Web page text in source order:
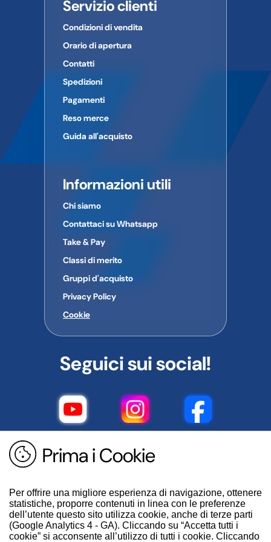
Prima i Cookie
Per offrire una migliore esperienza di navigazione, ottenere
statistiche, proporre contenuti in linea con le preferenze
dell’utente questo sito utilizza cookie, anche di terze parti
(Google Analytics 4 - GA). Cliccando su “Accetta tutti i
cookie” si acconsente all’utilizzo di tutti i cookie. Cliccando
Servizio clienti
Condizioni di vendita
Orario di apertura
Contatti
Spedizioni
Pagamenti
Reso merce
Guida all'acquisto
Informazioni utili
Chi siamo
Contattaci su Whatsapp
Take & Pay
Classi di merito
Gruppi d'acquisto
Privacy Policy
Cookie
Seguici sui social!